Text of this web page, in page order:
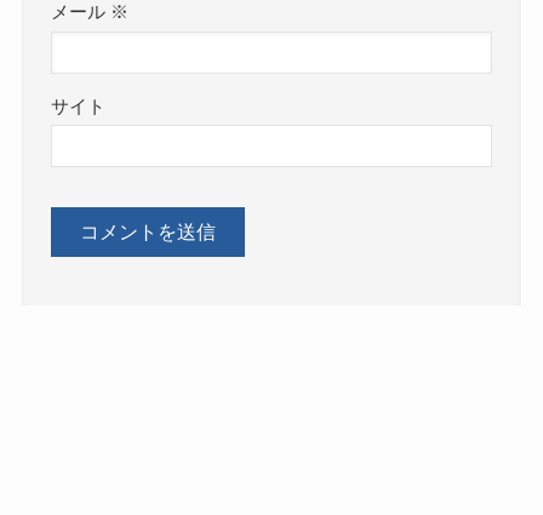
メール ※
サイト